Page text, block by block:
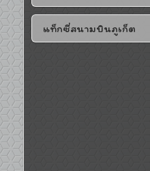
แท็กซี่สนามบินภูเก็ต